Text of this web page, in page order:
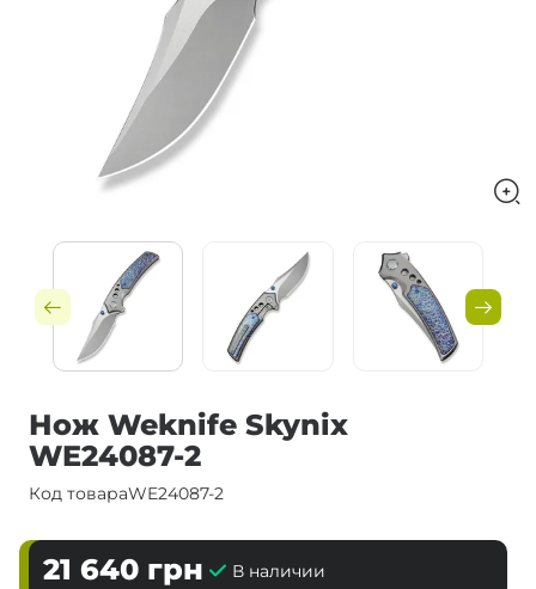
Нож Weknife Skynix
WE24087-2
Код товараWE24087-2
21 640 грн В наличии